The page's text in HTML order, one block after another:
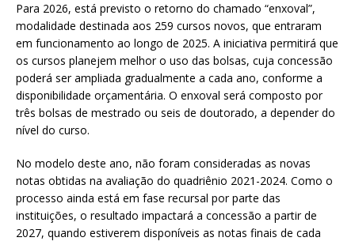
Para 2026, está previsto o retorno do chamado “enxoval”,
modalidade destinada aos 259 cursos novos, que entraram
em funcionamento ao longo de 2025. A iniciativa permitirá que
os cursos planejem melhor o uso das bolsas, cuja concessão
poderá ser ampliada gradualmente a cada ano, conforme a
disponibilidade orçamentária. O enxoval será composto por
três bolsas de mestrado ou seis de doutorado, a depender do
nível do curso.
No modelo deste ano, não foram consideradas as novas
notas obtidas na avaliação do quadriênio 2021-2024. Como o
processo ainda está em fase recursal por parte das
instituições, o resultado impactará a concessão a partir de
2027, quando estiverem disponíveis as notas finais de cada